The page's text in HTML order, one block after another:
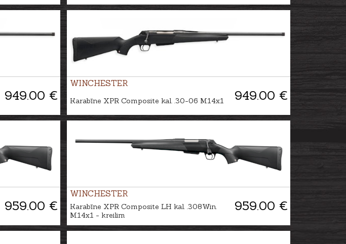
949.00 €
WINCHESTER
949.00 €
Karabīne XPR Composite kal. .30-06 M14x1
959.00 €
WINCHESTER
959.00 €
Karabīne XPR Composite LH kal. .308Win.
M14x1 - kreilim